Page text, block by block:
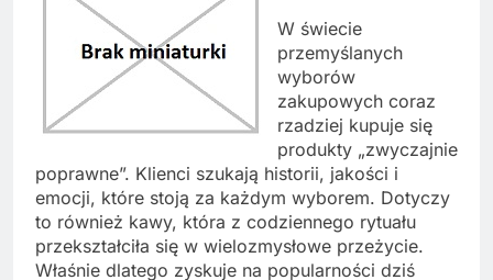
W świecie
przemyślanych
wyborów
zakupowych coraz
rzadziej kupuje się
produkty „zwyczajnie
poprawne”. Klienci szukają historii, jakości i
emocji, które stoją za każdym wyborem. Dotyczy
to również kawy, która z codziennego rytuału
przekształciła się w wielozmysłowe przeżycie.
Właśnie dlatego zyskuje na popularności dziś